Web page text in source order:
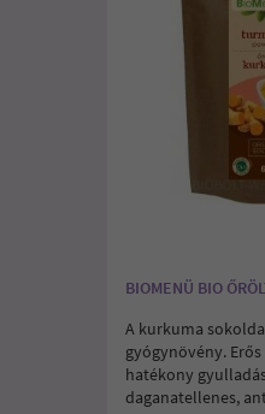
BIOMENÜ BIO
A kurkuma
gyógynövény.
hatékony
daganatellenes,